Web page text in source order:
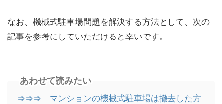
なお、機械式駐車場問題を解決する方法として、次の
記事を参考にしていただけると幸いです。
あわせて読みたい
⇒⇒⇒ マンションの機械式駐車場は撤去した方